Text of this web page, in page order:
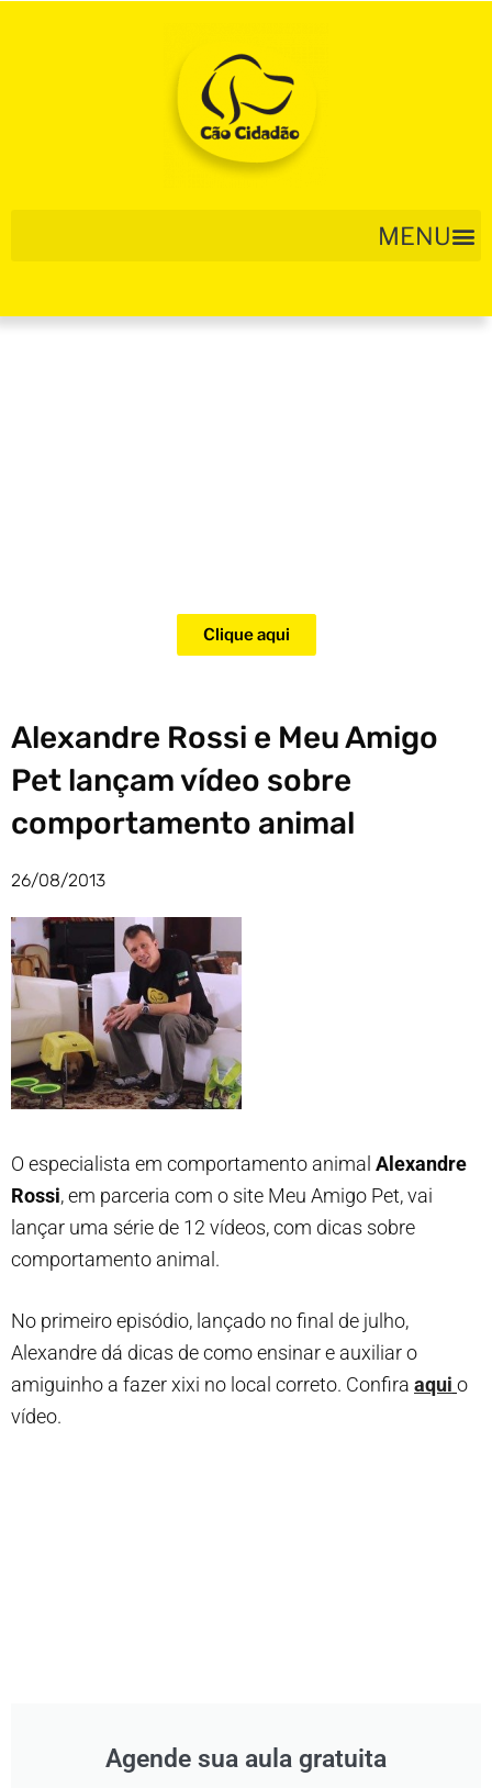
Clique aqui
Alexandre Rossi e Meu Amigo
Pet lançam vídeo sobre
comportamento animal
26/08/2013
O especialista em comportamento animal Alexandre
Rossi, em parceria com o site Meu Amigo Pet, vai
lançar uma série de 12 vídeos, com dicas sobre
comportamento animal.
No primeiro episódio, lançado no final de julho,
Alexandre dá dicas de como ensinar e auxiliar o
amiguinho a fazer xixi no local correto. Confira aqui o
vídeo.
Agende sua aula gratuita